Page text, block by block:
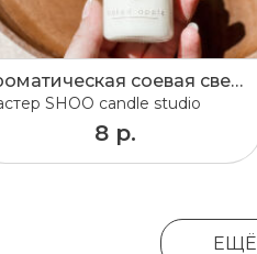
Ароматическая соевая свеча 40мл
SHOO candle studio
8 р.
ЕЩЁ